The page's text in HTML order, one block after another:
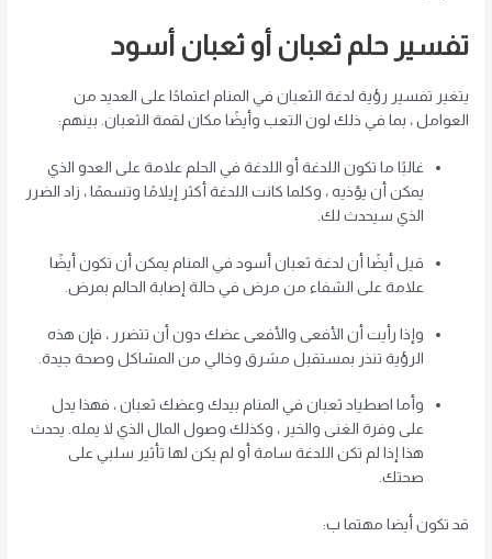
تفسير حلم ثعبان أو ثعبان أسود
يتغير تفسير رؤية لدغة الثعبان في المنام اعتمادًا على العديد من
العوامل ، بما في ذلك لون التعب وأيضًا مكان لقمة الثعبان. بينهم:
غالبًا ما تكون اللدغة أو اللدغة في الحلم علامة على العدو الذي
يمكن أن يؤذيه ، وكلما كانت اللدغة أكثر إيلامًا وتسممًا ، زاد الضرر
الذي سيحدث لك.
قيل أيضًا أن لدغة ثعبان أسود في المنام يمكن أن تكون أيضًا
علامة على الشفاء من مرض في حالة إصابة الحالم بمرض.
وإذا رأيت أن الأفعى والأفعى عضك دون أن تتضرر ، فإن هذه
الرؤية تنذر بمستقبل مشرق وخالي من المشاكل وصحة جيدة.
وأما اصطياد ثعبان في المنام بيدك وعضك ثعبان ، فهذا يدل
على وفرة الغنى والخير ، وكذلك وصول المال الذي لا يمله. يحدث
هذا إذا لم تكن اللدغة سامة أو لم يكن لها تأثير سلبي على
صحتك.
قد تكون أيضا مهتما ب: